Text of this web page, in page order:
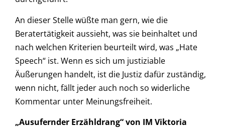
An dieser Stelle wüßte man gern, wie die
Beratertätigkeit aussieht, was sie beinhaltet und
nach welchen Kriterien beurteilt wird, was „Hate
Speech“ ist. Wenn es sich um justiziable
Äußerungen handelt, ist die Justiz dafür zuständig,
wenn nicht, fällt jeder auch noch so widerliche
Kommentar unter Meinungsfreiheit.
„Ausufernder Erzähldrang“ von IM Viktoria